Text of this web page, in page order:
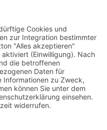
Benutzerprobleme
in Einklang bringen,
zu schaffen.